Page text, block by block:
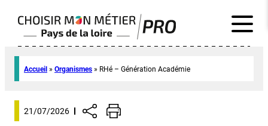
Accueil » Organismes » RHé – Génération Académie
21/07/2026